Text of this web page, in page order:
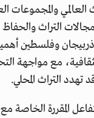
العالمي والمجموعات
التراث
وفلسطين
مع مواجهة
تهدد التراث المحلي.
المقررة الخاصة